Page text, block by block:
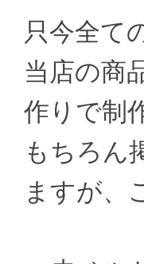
只今全て
当店の商
作りで制
もちろん
ますが、